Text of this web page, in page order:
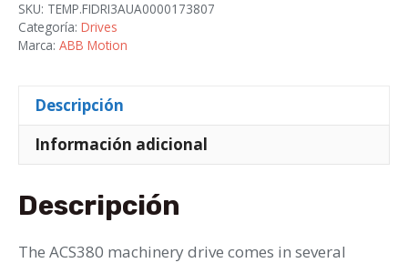
SKU: TEMP.FIDRI3AUA0000173807
Categoría: Drives
Marca: ABB Motion
Descripción
Información adicional
Descripción
The ACS380 machinery drive comes in several